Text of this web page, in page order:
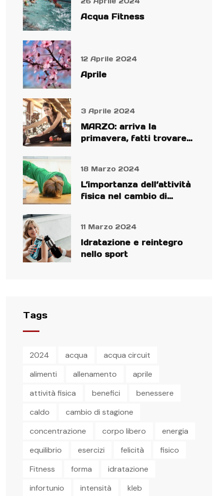
Acqua Fitness
12 Aprile 2024
Aprile
3 Aprile 2024
MARZO: arriva la
primavera, fatti trovare
18 Marzo 2024
L’importanza dell’attività
fisica nel cambio di
11 Marzo 2024
Idratazione e reintegro
nello sport
Tags
2024 acqua
acqua circuit
alimenti
allenamento
aprile
attività fisica
benefici
benessere
caldo
cambio di stagione
concentrazione
corpo libero
energia
equilibrio
esercizi felicità
fisico
Fitness
forma
idratazione
infortunio
intensità
kleb